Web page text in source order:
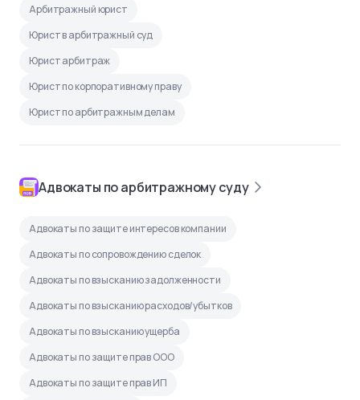
Арбитражный юрист
Юрист в арбитражный суд
Юрист арбитраж
Юрист по корпоративному праву
Юрист по арбитражным делам
Адвокаты по арбитражному суду
Адвокаты по защите интересов компании
Адвокаты по сопровождению сделок
Адвокаты по взысканию задолженности
Адвокаты по взысканию расходов/убытков
Адвокаты по взысканию ущерба
Адвокаты по защите прав ООО
Адвокаты по защите прав ИП